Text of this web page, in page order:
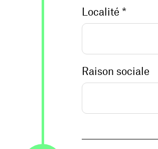
Localité *
Raison sociale